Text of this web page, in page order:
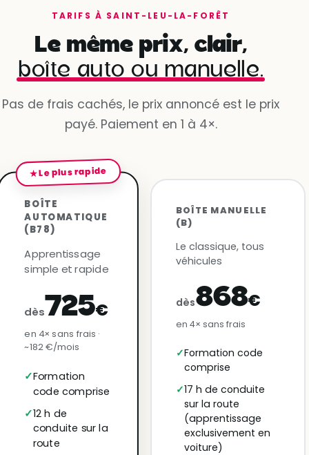
TARIFS À SAINT-LEU-LA-FORÊT
Le même prix, clair,
boîte auto ou manuelle.
Pas de frais cachés, le prix annoncé est le prix
payé. Paiement en 1 à 4×.
★ Le plus rapide
BOÎTE
AUTOMATIQUE
(B78)
Apprentissage
simple et rapide
dès725€
en 4× sans frais ·
~182 €/mois
Formation
code comprise
12 h de
conduite sur la
route
BOÎTE MANUELLE
(B)
Le classique, tous
véhicules
dès868€
en 4× sans frais
Formation code
comprise
17 h de conduite
sur la route
(apprentissage
exclusivement en
voiture)